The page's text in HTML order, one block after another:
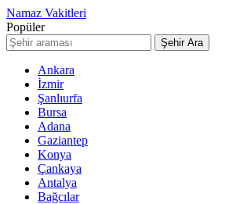
Namaz Vakitleri
Popüler
Şehir Ara
Ankara
İzmir
Şanlıurfa
Bursa
Adana
Gaziantep
Konya
Çankaya
Antalya
Bağcılar